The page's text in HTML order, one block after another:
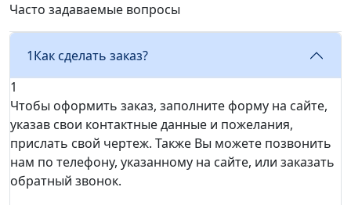
Часто задаваемые вопросы
1Как сделать заказ?
1
Чтобы оформить заказ, заполните форму на сайте,
указав свои контактные данные и пожелания,
прислать свой чертеж. Также Вы можете позвонить
нам по телефону, указанному на сайте, или заказать
обратный звонок.